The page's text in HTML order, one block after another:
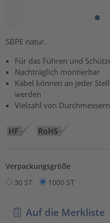
SBPE natur.
Für das Führen und
Nachträglich montierbar
Kabel können an jeder
werden
Vielzahl von
Verpackungsgröße
30 ST
1000 ST
Auf die Merkliste